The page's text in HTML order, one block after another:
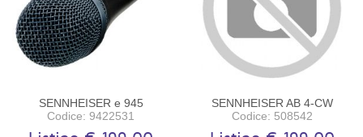
SENNHEISER e 945
Codice: 9422531
SENNHEISER AB 4-CW
Codice: 508542